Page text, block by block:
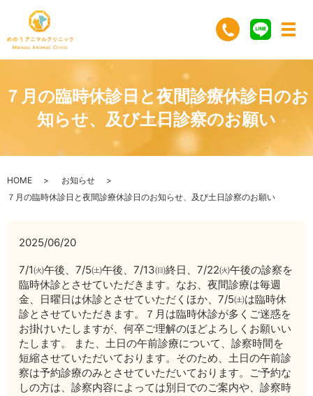
７月の臨時休診日と夜間診療休診日のお
知らせ、及び土日診察のお願い
HOME
お知らせ
７月の臨時休診日と夜間診療休診日のお知らせ、及び土日診察のお願い
2025/06/20
7/1㈫午後、7/5㈯午後、7/13㈰終日、7/22㈫午後の診察を
臨時休診とさせていただきます。なお、夜間診療は毎週
金、日曜日は休診とさせていただくほか、7/5㈯は臨時休
診とさせていただきます。７月は臨時休診が多くご迷惑を
お掛けいたしますが、何卒ご理解のほどよろしくお願いい
たします。 また、土日の午前診療について、診察時間を
短縮させていただいております。そのため、土日の午前診
察は予約診療のみとさせていただいております。ご予約な
しの方は、診察内容によっては別日でのご案内や、診察時